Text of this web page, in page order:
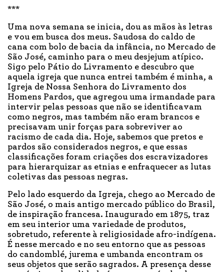
***
Uma nova semana se inicia, dou as mãos às letras
e vou em busca dos meus. Saudosa do caldo de
cana com bolo de bacia da infância, no Mercado de
São José, caminho para o meu desjejum atípico.
Sigo pelo Pátio do Livramento e descubro que
aquela igreja que nunca entrei também é minha, a
Igreja de Nossa Senhora do Livramento dos
Homens Pardos, que agregou uma irmandade para
intervir pelas pessoas que não se identificavam
como negros, mas também não eram brancos e
precisavam unir forças para sobreviver ao
racismo de cada dia. Hoje, sabemos que pretos e
pardos são considerados negros, e que essas
classificações foram criações dos escravizadores
para hierarquizar as etnias e enfraquecer as lutas
coletivas das pessoas negras.
Pelo lado esquerdo da Igreja, chego ao Mercado de
São José, o mais antigo mercado público do Brasil,
de inspiração francesa. Inaugurado em 1875, traz
em seu interior uma variedade de produtos,
sobretudo, referente à religiosidade afro-indígena.
É nesse mercado e no seu entorno que as pessoas
do candomblé, jurema e umbanda encontram os
seus objetos que serão sagrados. A presença desse